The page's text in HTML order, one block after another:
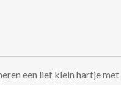
een lief klein hartje met